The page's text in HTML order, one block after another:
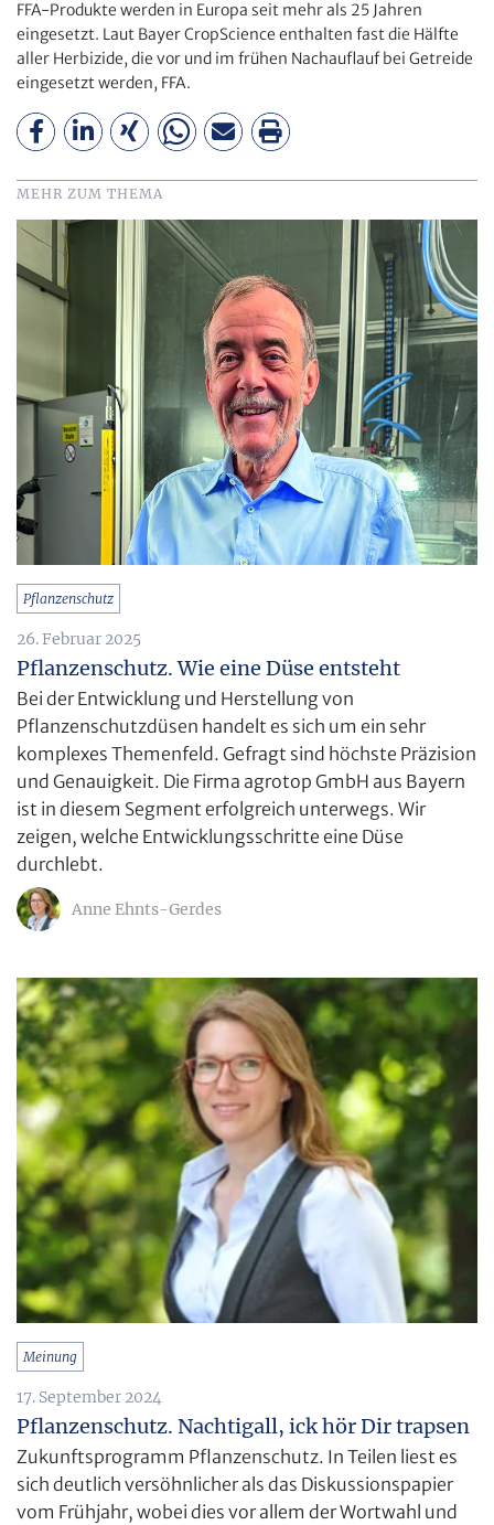
FFA-Produkte werden in Europa seit mehr als 25 Jahren
eingesetzt. Laut Bayer CropScience enthalten fast die Hälfte
aller Herbizide, die vor und im frühen Nachauflauf bei Getreide
eingesetzt werden, FFA.
MEHR ZUM THEMA
Pflanzenschutz
26. Februar 2025
Pflanzenschutz. Wie eine Düse entsteht
Bei der Entwicklung und Herstellung von
Pflanzenschutzdüsen handelt es sich um ein sehr
komplexes Themenfeld. Gefragt sind höchste Präzision
und Genauigkeit. Die Firma agrotop GmbH aus Bayern
ist in diesem Segment erfolgreich unterwegs. Wir
zeigen, welche Entwicklungsschritte eine Düse
durchlebt.
Anne Ehnts-Gerdes
Meinung
17. September 2024
Pflanzenschutz. Nachtigall, ick hör Dir trapsen
Zukunftsprogramm Pflanzenschutz. In Teilen liest es
sich deutlich versöhnlicher als das Diskussionspapier
vom Frühjahr, wobei dies vor allem der Wortwahl und